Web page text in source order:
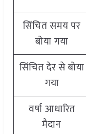
सिंचित समय पर
बोया गया
सिंचित देर से बोया
गया
वर्षा आधारित
मैदान